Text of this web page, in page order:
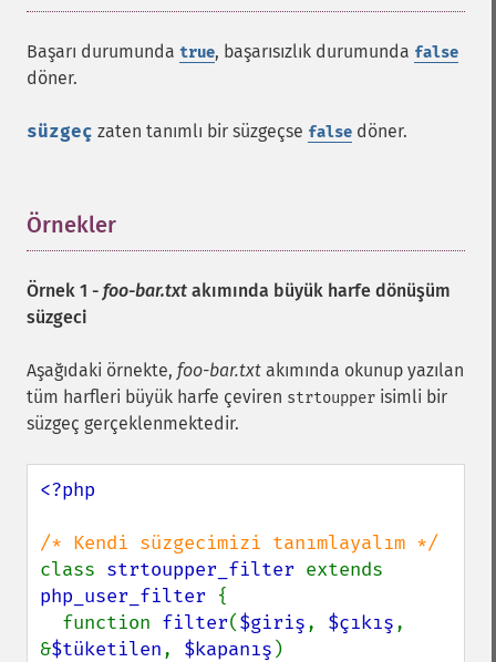
Başarı durumunda true, başarısızlık durumunda false
döner.
süzgeç zaten tanımlı bir süzgeçse false döner.
Örnekler
Örnek 1 - foo-bar.txt akımında büyük harfe dönüşüm
süzgeci
Aşağıdaki örnekte, foo-bar.txt akımında okunup yazılan
tüm harfleri büyük harfe çeviren strtoupper isimli bir
süzgeç gerçeklenmektedir.
<?php
class strtoupper_filter
php_user_filter {
  function
filter($giriş, $çıkış,
&$tüketilen, $kapanış )